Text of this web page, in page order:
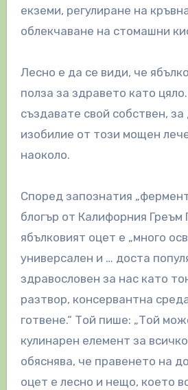
екземи, регулиране на
облекчаване на стомашни
Лесно е да се види, че
полза за здравето като
създавате свой собствен,
изобилие от този мощен
наоколо.
Според запознатия
блогър от Калифорния Греъм
ябълковият оцет е „много
универсален и … доста
здравословен за нас като
разтвор, консервантна
готвене.“ Той пише: „Той
кулинарен елемент за
обяснява, че правенето на
оцет е лесно и нещо, което